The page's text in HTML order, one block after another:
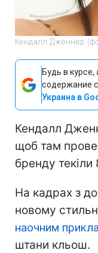
Кендалл Дженнер
Будь в
содержание
Украина в
Кендалл
щоб там
бренду текіли
На кадрах з
новому
наочним
штани кльош.